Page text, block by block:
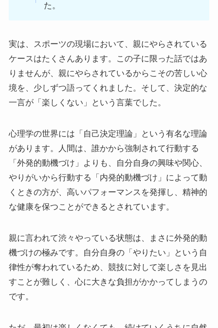
た。
実は、スポーツの現場において、親にやらされている
ケースはたくさんあります。この子に限った話ではあ
りませんが、親にやらされているからこその苦しい心
境を、少しずつ語ってくれました。そして、決定的な
一言が「楽しくない」という言葉でした。
心理学の世界には「自己決定理論」という有名な理論
があります。人間は、誰かから強制されて行動する
「外発的動機づけ」よりも、自分自身の興味や関心、
やりがいから行動する「内発的動機づけ」によって動
くときの方が、高いパフォーマンスを発揮し、精神的
な健康を保つことができるとされています。
親に言われて渋々やっている状態は、まさに外発的動
機づけの極みです。自分自身の「やりたい」という自
律性が奪われているため、競技に対して楽しさを見出
すことが難しく、心に大きな負担がかかってしまうの
です。